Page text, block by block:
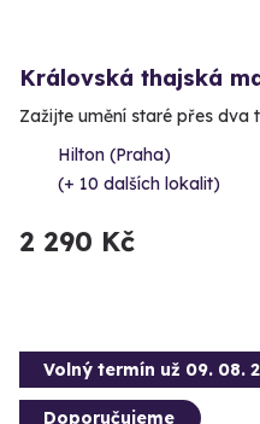
Královská thajská
Zažijte umění staré přes dva
Hilton (Praha)
(+ 10 dalších lokalit)
2 290 Kč
Volný termín už 09. 08.
Doporučujeme